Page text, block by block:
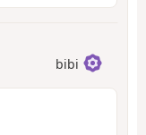
bibi